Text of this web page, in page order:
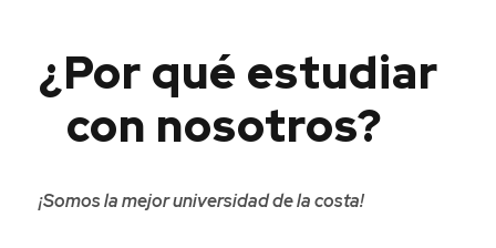
¿Por qué estudiar
con nosotros?
¡Somos la mejor universidad de la costa!